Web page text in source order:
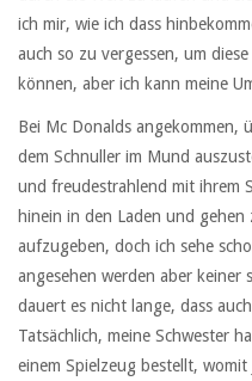
ich mir, wie ich dass
auch so zu vergessen, um
können, aber ich kann meine
Bei Mc Donalds angekommen,
dem Schnuller im Mund
und freudestrahlend mit ihrem
hinein in den Laden und
aufzugeben, doch ich sehe
angesehen werden aber keiner
dauert es nicht lange, dass
Tatsächlich, meine Schwester
einem Spielzeug bestellt,